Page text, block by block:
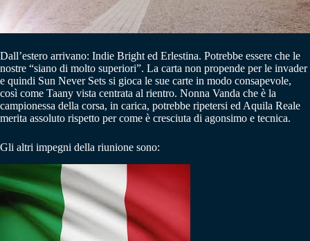
Dall’estero arrivano: Indie Bright ed Erlestina. Potrebbe essere che le
nostre “siano di molto superiori”. La carta non propende per le invader
e quindi Sun Never Sets si gioca le sue carte in modo consapevole,
così come Taany vista centrata al rientro. Nonna Vanda che è la
campionessa della corsa, in carica, potrebbe ripetersi ed Aquila Reale
merita assoluto rispetto per come è cresciuta di agonsimo e tecnica.
Gli altri impegni della riunione sono: